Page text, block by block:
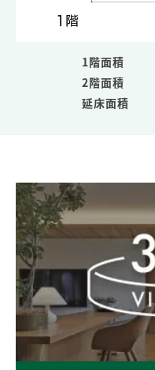
1階面積
2階面積
延床面積